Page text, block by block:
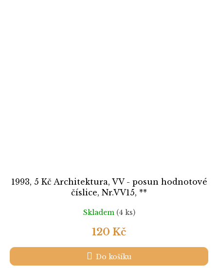
1993, 5 Kč Architektura, VV - posun hodnotové
číslice, Nr.VV15, **
Skladem (4 ks)
120 Kč
Do košíku